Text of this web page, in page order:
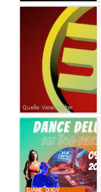
Quelle: Veranstalter